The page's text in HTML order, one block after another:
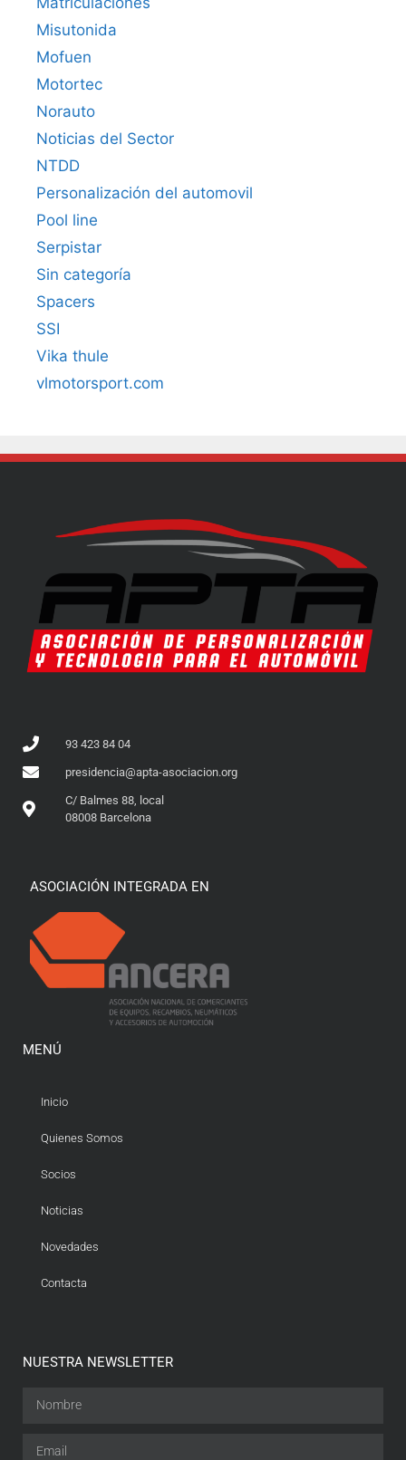
Misutonida
Mofuen
Motortec
Norauto
Noticias del Sector
NTDD
Personalización del automovil
Pool line
Serpistar
Sin categoría
Spacers
SSI
Vika thule
vlmotorsport.com
93 423 84 04
presidencia@apta-asociacion.org
C/ Balmes 88, local
08008 Barcelona
ASOCIACIÓN INTEGRADA EN
MENÚ
Inicio
Quienes Somos
Socios
Noticias
Novedades
Contacta
NUESTRA NEWSLETTER